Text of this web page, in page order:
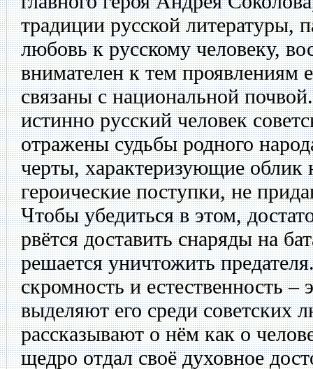
традиции русской литературы,
любовь к русскому человеку,
внимателен к тем проявлениям
связаны с национальной
истинно русский человек
отражены судьбы родного
черты, характеризующие
героические поступки, не
Чтобы убедиться в этом,
рвётся доставить снаряды на
решается уничтожить
скромность и естественность –
выделяют его среди советских
рассказывают о нём как о
щедро отдал своё духовное